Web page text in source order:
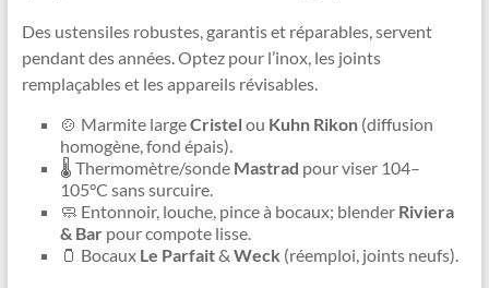
Des ustensiles robustes, garantis et réparables, servent
pendant des années. Optez pour l’inox, les joints
remplaçables et les appareils révisables.
🍲 Marmite largeCristelou Kuhn Rikon(diffusion
homogène, fond épais).
🌡️ Thermomètre/sonde Mastrad pour viser 104–
105°C sans surcuire.
🧼 Entonnoir, louche, pince à bocaux; blender Riviera
& Barpour compote lisse.
🫙 Bocaux Le Parfait& Weck (réemploi, joints neufs).